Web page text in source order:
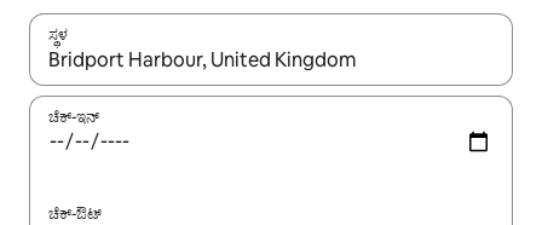
ಸ್ಥಳ
ಫಲಿತಾಂಶಗಳು ಲಭ್ಯವಿರುವಾಗ, ಅಪ್ ಮತ್ತು ಡೌನ್ ಬಾಣದ ಕೀಲಿಗಳೊಂದಿಗೆ
ಚೆಕ್-ಇನ್
ಚೆಕ್-ಔಟ್